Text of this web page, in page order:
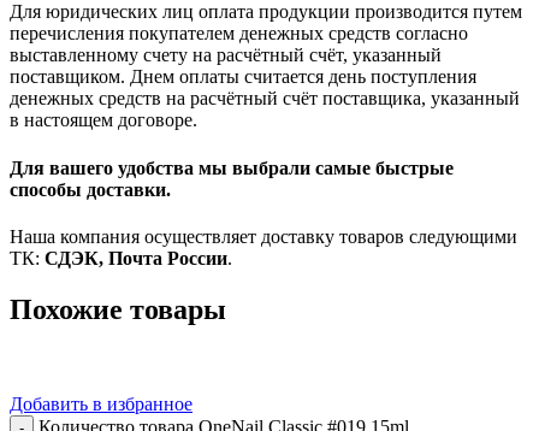
Для юридических лиц оплата продукции производится путем
перечисления покупателем денежных средств согласно
выставленному счету на расчётный счёт, указанный
поставщиком. Днем оплаты считается день поступления
денежных средств на расчётный счёт поставщика, указанный
в настоящем договоре.
Для вашего удобства мы выбрали самые быстрые
способы доставки.
Наша компания осуществляет доставку товаров следующими
ТК: СДЭК, Почта России.
Похожие товары
Добавить в избранное
Количество товара OneNail Classic #019 15ml